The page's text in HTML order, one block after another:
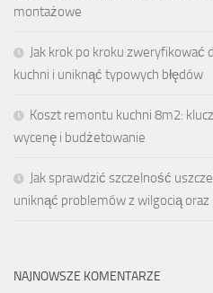
montażowe
Jak krok po kroku zweryfikować
kuchni i uniknąć typowych błędów
Koszt remontu kuchni 8m2:
wycenę i budżetowanie
Jak sprawdzić szczelność
uniknąć problemów z wilgocią
NAJNOWSZE KOMENTARZE